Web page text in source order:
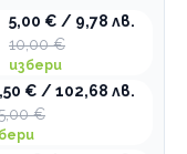
5,00 € / 9,78 лв.
10,00 €
избери
€ / 102,68 лв.
€